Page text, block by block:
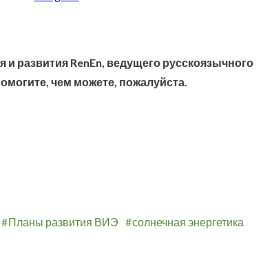
развития RenEn, ведущего русскоязычного
чем можете, пожалуйста.
Планы развития ВИЭ солнечная энергетика